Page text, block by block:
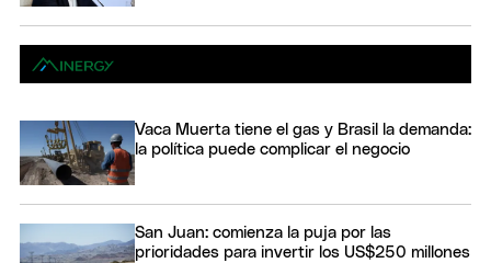
Vaca Muerta tiene el gas y Brasil la demanda:
la política puede complicar el negocio
San Juan: comienza la puja por las
prioridades para invertir los US$250 millones